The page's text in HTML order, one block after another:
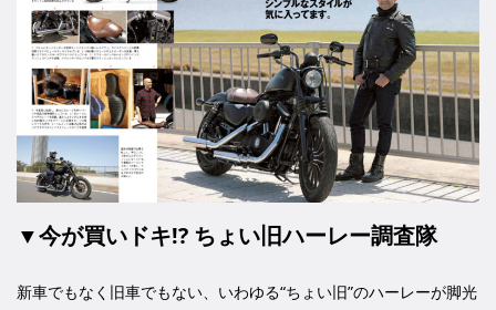
▼今が買いドキ!? ちょい旧ハーレー調査隊
新車でもなく旧車でもない、いわゆる“ちょい旧”のハーレーが脚光